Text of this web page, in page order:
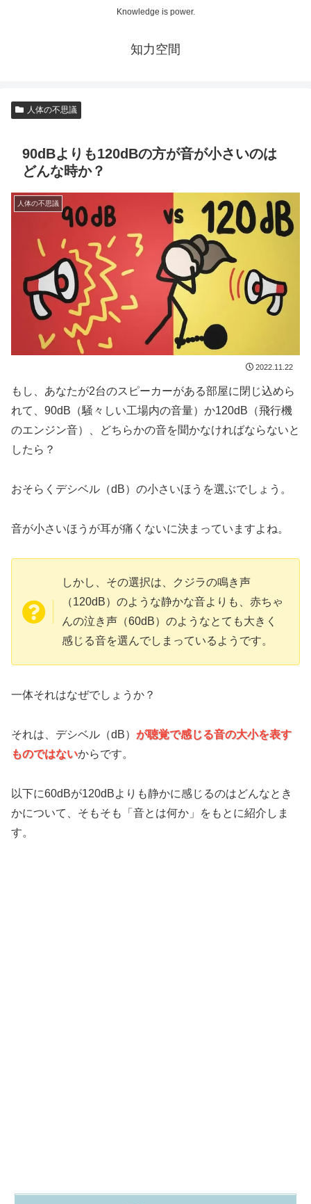
Knowledge is power.
知力空間
人体の不思議
90dBよりも120dBの方が音が小さいのは
どんな時か？
人体の不思議
2022.11.22
もし、あなたが2台のスピーカーがある部屋に閉じ込めら
れて、90dB（騒々しい工場内の音量）か120dB（飛行機
のエンジン音）、どちらかの音を聞かなければならないと
したら？
おそらくデシベル（dB）の小さいほうを選ぶでしょう。
音が小さいほうが耳が痛くないに決まっていますよね。
しかし、その選択は、クジラの鳴き声
（120dB）のような静かな音よりも、赤ちゃ
んの泣き声（60dB）のようなとても大きく
感じる音を選んでしまっているようです。
一体それはなぜでしょうか？
それは、デシベル（dB） が聴覚で感じる音の大小を表す
ものではないからです。
以下に60dBが120dBよりも静かに感じるのはどんなとき
かについて、そもそも「音とは何か」をもとに紹介しま
す。